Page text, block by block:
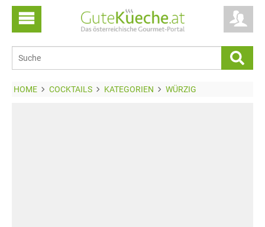
HOME COCKTAILS KATEGORIEN WÜRZIG